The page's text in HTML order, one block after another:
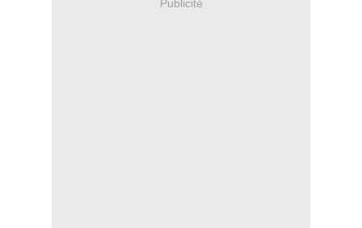
Publicité